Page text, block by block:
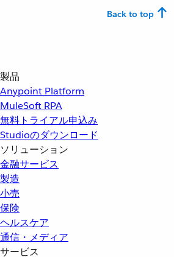
Back to top
製品
Anypoint Platform
MuleSoft RPA
無料トライアル申込み
Studioのダウンロード
ソリューション
金融サービス
製造
小売
保険
ヘルスケア
通信・メディア
サービス